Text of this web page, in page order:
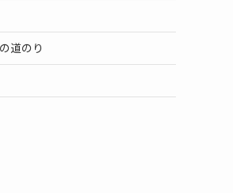
道のり